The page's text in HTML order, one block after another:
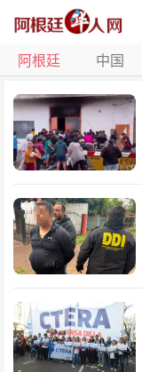
阿根廷 中国